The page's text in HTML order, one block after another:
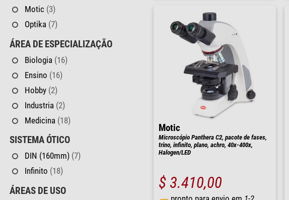
Motic (3)
Optika (7)
ÁREA DE ESPECIALIZAÇÃO
Biologia (16)
Ensino (16)
Hobby (2)
Industria (2)
Medicina (18)
SISTEMA ÓTICO
DIN (160mm) (7)
Infinito (18)
ÁREAS DE USO
Motic
Microscópio Panthera C2, pacote de fases,
trino, infinito, plano, achro, 40x-400x,
Halogen/LED
$ 3.410,00